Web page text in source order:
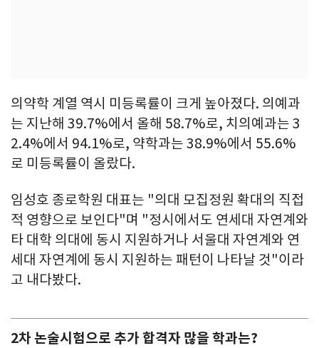
의약학 계열 역시 미등록률이 크게 높아졌다. 의예과
는 지난해 39.7%에서 올해 58.7%로, 치의예과는 3
2.4%에서 94.1%로, 약학과는 38.9%에서 55.6%
로 미등록률이 올랐다.
임성호 종로학원 대표는 "의대 모집정원 확대의 직접
적 영향으로 보인다"며 "정시에서도 연세대 자연계와
타 대학 의대에 동시 지원하거나 서울대 자연계와 연
세대 자연계에 동시 지원하는 패턴이 나타날 것"이라
고 내다봤다.
2차 논술시험으로 추가 합격자 많을 학과는?